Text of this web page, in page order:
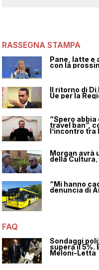
RASSEGNA STAMPA
Pane, latte e
con la
Il ritorno di
Ue per la
“Spero
travel ban”,
l’incontro tra
Morgan avrà
della
“Mi hanno
denuncia di
FAQ
Sondaggi
supera il 5%.
Meloni-Letta